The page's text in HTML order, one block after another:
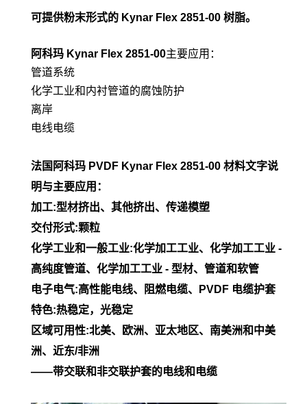
可提供粉末形式的 Kynar Flex 2851-00 树脂。
阿科玛 Kynar Flex 2851-00主要应用：
管道系统
化学工业和内衬管道的腐蚀防护
离岸
电线电缆
法国阿科玛 PVDF Kynar Flex 2851-00 材料文字说
明与主要应用：
加工:型材挤出、其他挤出、传递模塑
交付形式:颗粒
化学工业和一般工业:化学加工工业、化学加工工业 -
高纯度管道、化学加工工业 - 型材、管道和软管
电子电气:高性能电线、阻燃电缆、PVDF 电缆护套
特色:热稳定，光稳定
区域可用性:北美、欧洲、亚太地区、南美洲和中美
洲、近东/非洲
——带交联和非交联护套的电线和电缆